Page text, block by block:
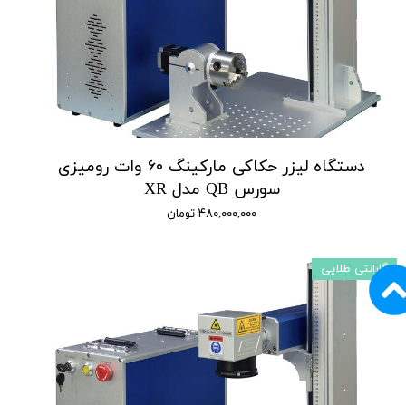
دستگاه لیزر حکاکی مارکینگ ۶۰ وات رومیزی
سورس QB مدل XR
۴۸۰,۰۰۰,۰۰۰ تومان
گارانتی طلایی